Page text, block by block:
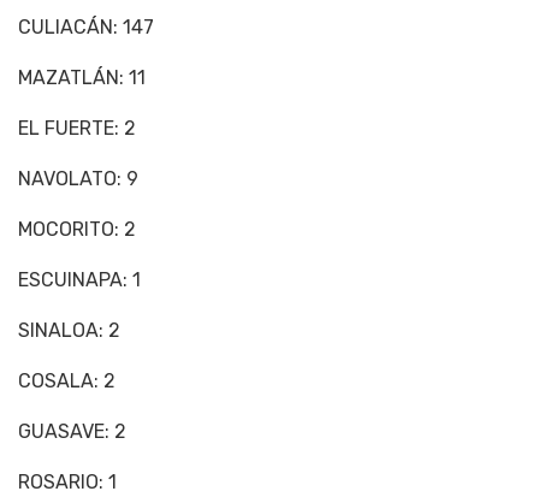
CULIACÁN: 147
MAZATLÁN: 11
EL FUERTE: 2
NAVOLATO: 9
MOCORITO: 2
ESCUINAPA: 1
SINALOA: 2
COSALA: 2
GUASAVE: 2
ROSARIO: 1